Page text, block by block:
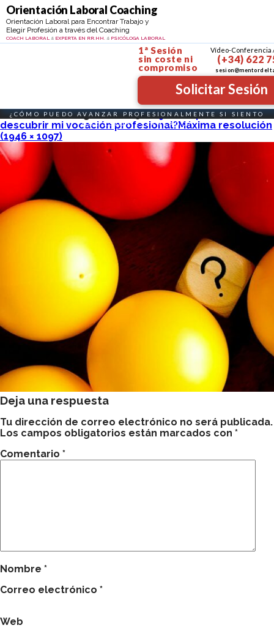
Orientacion personal y profesional
Orientación Laboral Coaching
Orientación Laboral para Encontrar Trabajo y
Elegir Profesión a través del Coaching
MAYTE SANTIBÁÑEZ
COACH LABORAL & EXPERTA EN RR.HH. & PSICÓLOGA LABORAL
Vídeo-Conferencia
1ª Sesión
sin coste ni
compromiso
(+34) 622
Solicitar Sesión
Ir al contenido
¿CÓMO PUEDO AVANZAR PROFESIONALMENTE SI SIENTO
QUE ESTOY ESTANCADO?
Publicado el11 agosto, 2025en¿Cómo puedo
descubrir mi vocación profesional?Máxima resolución
(1946 × 1097)
Deja una respuesta
Tu dirección de correo electrónico no será publicada.
Los campos obligatorios están marcados con *
Comentario *
Nombre *
Correo electrónico *
Web